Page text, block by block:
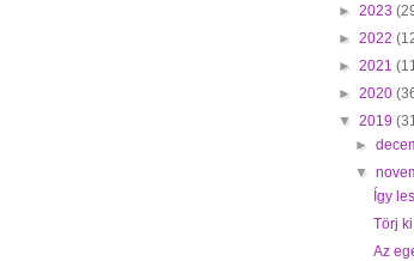
► 2023
► 2022
► 2021
► 2020
▼ 2019
►
▼
Így
Törj
Az